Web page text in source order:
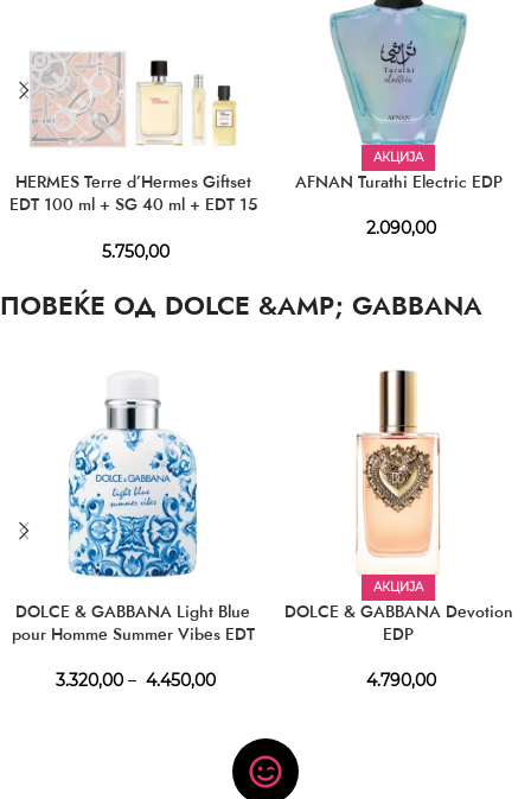
HERMES Terre d’Hermes Giftset
EDT 100 ml + SG 40 ml + EDT 15
5.750,00
АКЦИЈА
AFNAN Turathi Electric EDP
2.090,00
ПОВЕЌЕ ОД DOLCE &AMP; GABBANA
DOLCE & GABBANA Light Blue
pour Homme Summer Vibes EDT
3.320,00 – 4.450,00
АКЦИЈА
DOLCE & GABBANA Devotion
EDP
4.790,00